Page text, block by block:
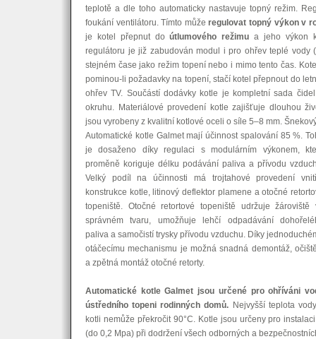
teplotě a dle toho automaticky nastavuje topný režim.
foukání ventilátoru. Tímto můžeregulovat topný výkon v
je kotel přepnut doútlumového režimu a jeho výkon
regulátoru je již zabudován modul i pro ohřev teplé vody
stejném čase jako režim topení nebo i mimo tento čas.
pominou-li požadavky na topení, stačí kotel přepnout do
ohřev TV. Součástí dodávky kotle je kompletní sada
okruhu. Materiálové provedení kotle zajišťuje dlouhou
jsou vyrobeny z kvalitní kotlové oceli o síle 5–8 mm.
Automatické kotle Galmet mají účinnost spalování 85 %.
je dosaženo díky regulaci s modulárním výkonem,
proměně koriguje délku podávání paliva a přívodu
Velký podíl na účinnosti má trojtahové provedení
konstrukce kotle, litinový deflektor plamene a otočné
topeniště. Otočné retortové topeniště udržuje žároviště
správném tvaru, umožňuje lehčí odpadávání
paliva a samočistí trysky přívodu vzduchu. Díky
otáčecímu mechanismu je možná snadná demontáž,
a zpětná montáž otočné retorty.
Automatické kotle Galmet jsou určené pro ohříváni
ústředního topeni rodinných domů. Nejvyšší teplota
kotli nemůže překročit 90°C. Kotle jsou určeny pro
(do 0,2 Mpa) při dodržení všech odborných a